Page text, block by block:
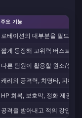
주요 기능
로테이션의 대부분을 필드에
짧게 등장해 고위력 버스트를
다른 팀원이 활용할 원소/상태
캐리의 공격력, 치명타, 피해
HP 회복, 보호막, 정화 제공,
공격을 받아내고 적의 강인도